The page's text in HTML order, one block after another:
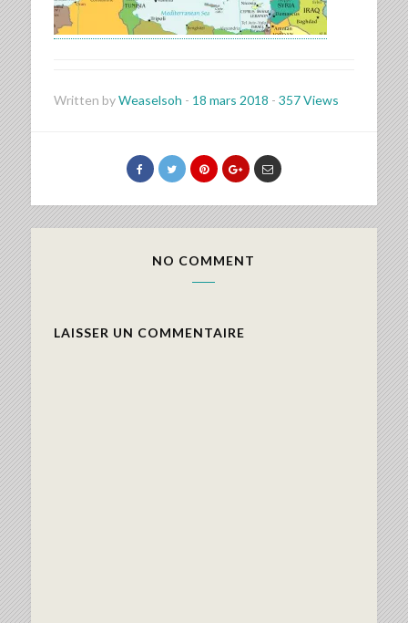
Written byWeaselsoh - 18 mars 2018 - 357 Views
NO COMMENT
LAISSER UN COMMENTAIRE